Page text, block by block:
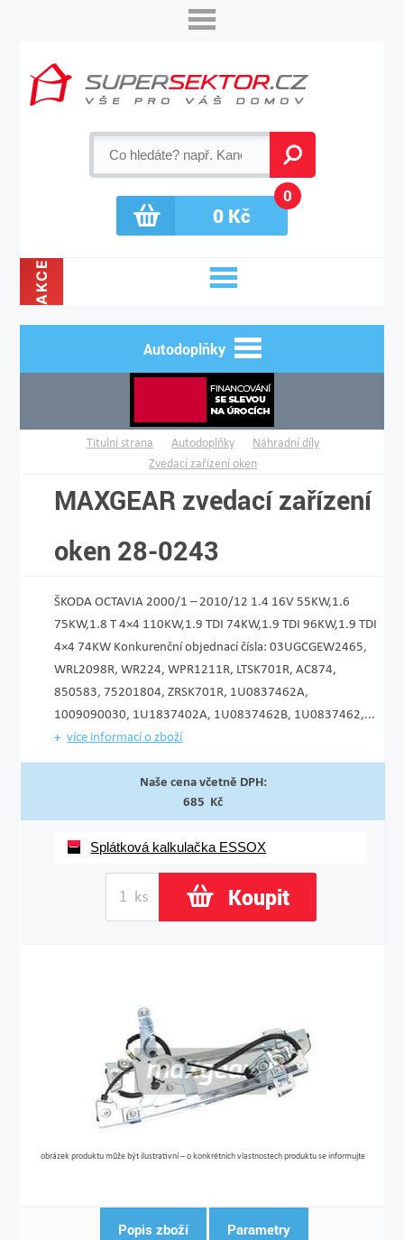
0Kč
0
AKCE
Autodoplňky
Titulní strana Autodoplňky
Náhradní díly
Zvedací zařízení oken
MAXGEAR zvedací zařízení
oken 28-0243
ŠKODA OCTAVIA 2000/1 – 2010/12 1.4 16V 55KW,1.6
75KW,1.8 T 4×4 110KW,1.9 TDI 74KW,1.9 TDI 96KW,1.9 TDI
4×4 74KW Konkurenční objednací čísla: 03UGCGEW2465,
WRL2098R, WR224, WPR1211R, LTSK701R, AC874,
850583, 75201804, ZRSK701R, 1U0837462A,
1009090030, 1U1837402A, 1U0837462B, 1U0837462,...
více informací o zboží
Naše cena včetně DPH:
685 Kč
Splátková kalkulačka ESSOX
Koupit
obrázek produktu může být ilustrativní – o konkrétních vlastnostech produktu se informujte
Popis zboží Parametry